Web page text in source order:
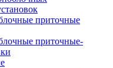
приточные
приточные-